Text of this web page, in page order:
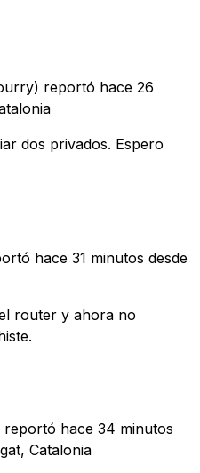
reportó hace 26
dos privados. Espero
hace 31 minutos desde
router y ahora no
reportó hace 34 minutos
Catalonia